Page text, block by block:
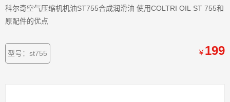
科尔奇空气压缩机机油ST755合成润滑油 使用COLTRI OIL ST 755和
原配件的优点
型号：st755 ￥ 199